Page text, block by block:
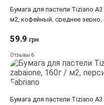
Бумага для пастели Tiziano
м2, кофейный, среднее зерно,
59.9 грн
Отзывы 6
Бумага для пастели Tiziano